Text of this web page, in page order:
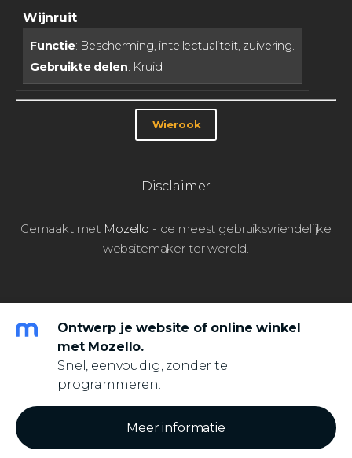
Wijnruit
Functie: Bescherming, intellectualiteit, zuivering.
Gebruikte delen: Kruid.
Wierook
Disclaimer
Gemaakt met Mozello - de meest gebruiksvriendelijke
websitemaker ter wereld.
Ontwerp je website of online winkel
met Mozello.
Snel, eenvoudig, zonder te
programmeren.
Meer informatie